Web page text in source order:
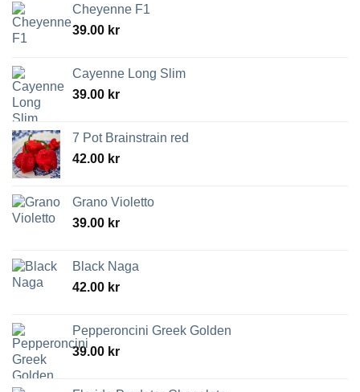
Cheyenne F1
39.00 kr
Cayenne Long Slim
39.00 kr
7 Pot Brainstrain red
42.00 kr
Grano Violetto
39.00 kr
Black Naga
42.00 kr
Pepperoncini Greek Golden
39.00 kr